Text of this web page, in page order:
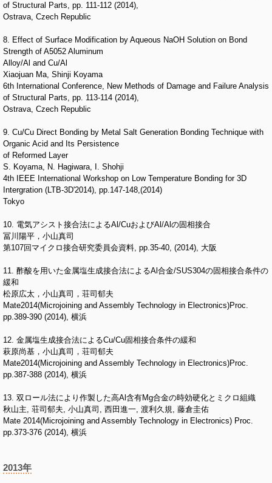
of Structural Parts, pp. 111-112 (2014),
Ostrava, Czech Republic
8. Effect of Surface Modification by Aqueous NaOH Solution on Bond
Strength of A5052 Aluminum
Alloy/Al and Cu/Al
Xiaojuan Ma, Shinji Koyama
6th International Conference, New Methods of Damage and Failure Analysis
of Structural Parts, pp. 113-114 (2014),
Ostrava, Czech Republic
9. Cu/Cu Direct Bonding by Metal Salt Generation Bonding Technique with
Organic Acid and Its Persistence
of Reformed Layer
S. Koyama, N. Hagiwara, I. Shohji
4th IEEE International Workshop on Low Temperature Bonding for 3D
Intergration (LTB-3D'2014), pp.147-148,(2014)
Tokyo
10. 電気アシスト接合法によるAl/CuおよびAl/Alの固相接合
冨川陽平，小山真司
第107回マイクロ接合研究委員会資料, pp.35-40, (2014), 大阪
11. 酢酸を用いた金属塩生成接合法によるAl合金/SUS304の固相接合条件の
緩和
松原広太，小山真司，荘司郁夫
Mate2014(Microjoining and Assembly Technology in Electronics)Proc.
pp.389-390 (2014), 横浜
12. 金属塩生成接合法によるCu/Cu固相接合条件の緩和
萩原尚基，小山真司，荘司郁夫
Mate2014(Microjoining and Assembly Technology in Electronics)Proc.
pp.387-388 (2014), 横浜
13. 双ロール法により作製した高Al含有Mg合金の時効硬化とミクロ組織
秋山主, 荘司郁夫, 小山真司, 西田進一, 渡利久規, 藤倉圭佑
Mate 2014(Microjoining and Assembly Technology in Electronics) Proc.
pp.373-376 (2014), 横浜
2013年